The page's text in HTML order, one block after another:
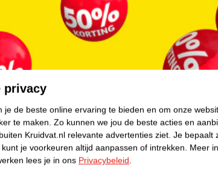
je huiduitslag krijgen. Denk hierbij aan:
eruption
privacy
je de beste online ervaring te bieden en om onze
te maken. Zo kunnen we jou de beste acties en
Kruidvat.nl relevante advertenties ziet. Je bepaalt
kunt je voorkeuren altijd aanpassen of intrekken. Meer
lees je in ons Privacybeleid.